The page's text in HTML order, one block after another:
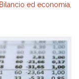
Bilancio ed economia,